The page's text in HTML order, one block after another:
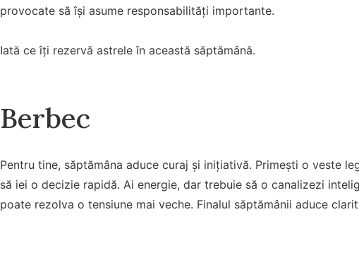
provocate să își asume responsabilități importante.
Iată ce îți rezervă astrele în această săptămână.
Berbec
Pentru tine, săptămâna aduce curaj și inițiativă. Primești o veste
să iei o decizie rapidă. Ai energie, dar trebuie să o canalizezi
poate rezolva o tensiune mai veche. Finalul săptămânii aduce